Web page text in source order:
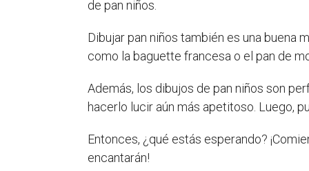
de pan niños.
Dibujar pan niños también es una buena
como la baguette francesa o el pan de
Además, los dibujos de pan niños son
hacerlo lucir aún más apetitoso. Luego,
Entonces, ¿qué estás esperando?
encantarán!